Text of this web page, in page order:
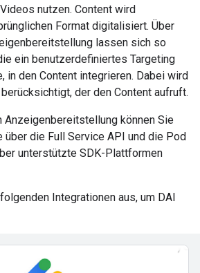
nutzen. Content wird
Format digitalisiert. Über
lassen sich so
ein benutzerdefiniertes Targeting
in den Content integrieren. Dabei wird
der den Content aufruft.
Anzeigenbereitstellung können Sie
die Full Service API und die Pod
unterstützte SDK-Plattformen
Integrationen aus, um DAI